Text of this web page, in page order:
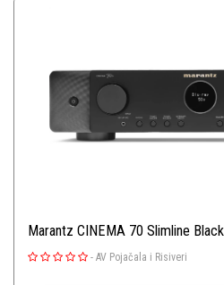
Marantz CINEMA 70 Slimline
- AV Pojačala i Risiveri